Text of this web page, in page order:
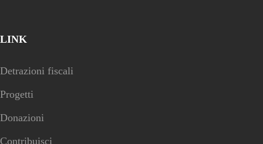
LINK
Detrazioni fiscali
Progetti
Donazioni
Contribuisci